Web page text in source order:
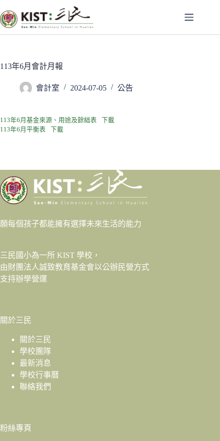
至
主
容
113年6月會計月報
會計室 2024-07-05 公告
113年6月基金來源、用途及餘絀表
下載
113年6月平衡表
下載
願每個孩子都能擁有選擇未來生活的能力
三民國小為一所 KIST 學校，
由財團法人誠致教育基金會以公辦民營方式
支持辦學營運
關於三民
關於三民
學校團隊
最新消息
學校行事曆
聯絡我們
粉絲專頁